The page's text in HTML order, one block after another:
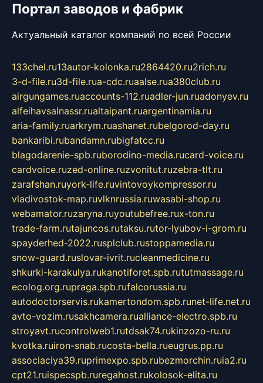
Портал заводов и фабрик
Актуальный каталог компаний по всей России
133chel.ru13autor-kolonka.ru2864420.ru2rich.ru
3-d-file.ru3d-file.rua-cdc.ruaalse.rua380club.ru
airgungames.ruaccounts-112.ruadler-jun.ruadonyev.ru
alfeihavsalnassr.rualtaipant.ruargentinamia.ru
aria-family.ruarkrym.ruashanet.rubelgorod-day.ru
bankaribi.rubandamn.rubigfatcc.ru
blagodarenie-spb.ruborodino-media.rucard-voice.ru
cardvoice.ruzed-online.ruzvonitut.ruzebra-tlt.ru
zarafshan.ruyork-life.ruvintovoykompressor.ru
vladivostok-map.ruvlknrussia.ruwasabi-shop.ru
webamator.ruzaryna.ruyoutubefree.rux-ton.ru
trade-farm.rutajuncos.rutaksu.rutor-lyubov-i-grom.ru
spayderhed-2022.rusplclub.rustoppamedia.ru
snow-guard.ruslovar-ivrit.rucleanmedicine.ru
shkurki-karakulya.rukanotiforet.spb.rututmassage.ru
ecolog.org.rupraga.spb.rufalcorussia.ru
autodoctorservis.rukamertondom.spb.runet-life.net.ru
avto-vozim.rusakhcamera.rualliance-electro.spb.ru
stroyavt.rucontrolweb1.rutdsak74.rukinzozo-ru.ru
kvotka.ruiron-snab.rucosta-bella.rueugrus.pp.ru
associaciya39.ruprimexpo.spb.rubezmorchin.ruia2.ru
cpt21.ruispecspb.ruregahost.rukolosok-elita.ru